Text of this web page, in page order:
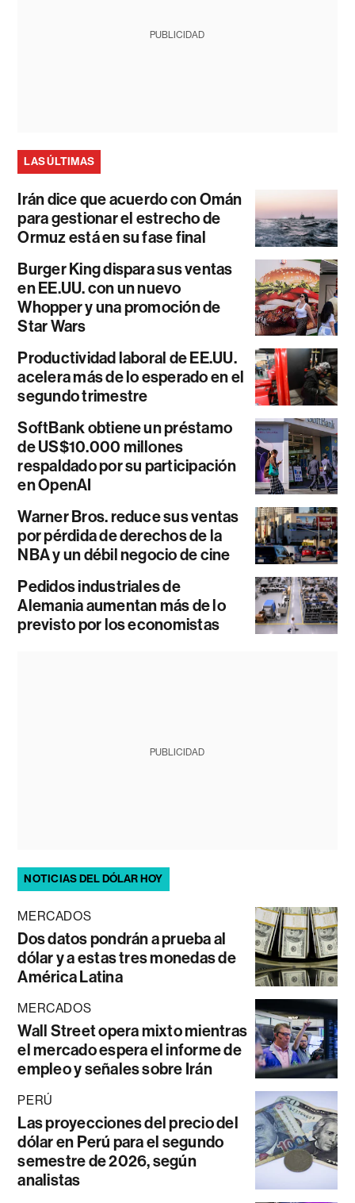
PUBLICIDAD
LAS ÚLTIMAS
Irán dice que acuerdo con Omán
para gestionar el estrecho de
Ormuz está en su fase final
Burger King dispara sus ventas
en EE.UU. con un nuevo
Whopper y una promoción de
Star Wars
Productividad laboral de EE.UU.
acelera más de lo esperado en el
segundo trimestre
SoftBank obtiene un préstamo
de US$10.000 millones
respaldado por su participación
en OpenAI
Warner Bros. reduce sus ventas
por pérdida de derechos de la
NBA y un débil negocio de cine
Pedidos industriales de
Alemania aumentan más de lo
previsto por los economistas
PUBLICIDAD
NOTICIAS DEL DÓLAR HOY
MERCADOS
Dos datos pondrán a prueba al
dólar y a estas tres monedas de
América Latina
MERCADOS
Wall Street opera mixto mientras
el mercado espera el informe de
empleo y señales sobre Irán
PERÚ
Las proyecciones del precio del
dólar en Perú para el segundo
semestre de 2026, según
analistas